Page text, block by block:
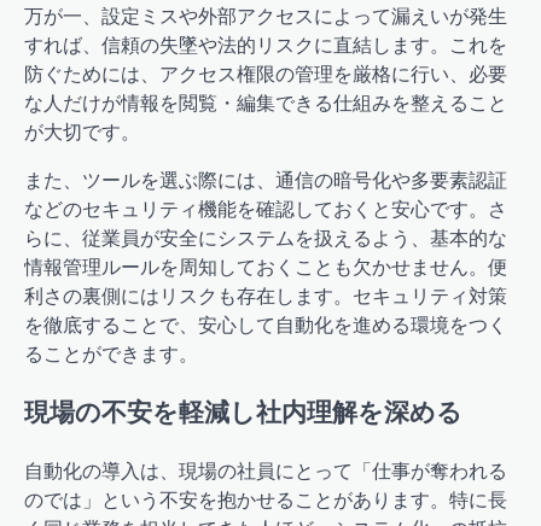
万が一、設定ミスや外部アクセスによって漏えいが発生
すれば、信頼の失墜や法的リスクに直結します。これを
防ぐためには、アクセス権限の管理を厳格に行い、必要
な人だけが情報を閲覧・編集できる仕組みを整えること
が大切です。
また、ツールを選ぶ際には、通信の暗号化や多要素認証
などのセキュリティ機能を確認しておくと安心です。さ
らに、従業員が安全にシステムを扱えるよう、基本的な
情報管理ルールを周知しておくことも欠かせません。便
利さの裏側にはリスクも存在します。セキュリティ対策
を徹底することで、安心して自動化を進める環境をつく
ることができます。
現場の不安を軽減し社内理解を深める
自動化の導入は、現場の社員にとって「仕事が奪われる
のでは」という不安を抱かせることがあります。特に長